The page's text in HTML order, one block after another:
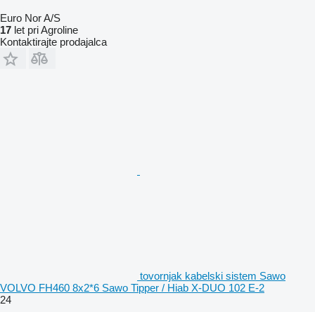
Euro Nor A/S
17 let pri Agroline
Kontaktirajte prodajalca
tovornjak kabelski sistem Sawo
VOLVO FH460 8x2*6 Sawo Tipper / Hiab X-DUO 102 E-2
24